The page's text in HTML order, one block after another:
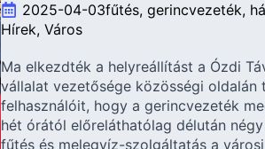
2025-04-03fűtés gerincvezeték
Hírek Város
Ma elkezdték a helyreállítást a Ózdi
vállalat vezetősége közösségi
felhasználóit, hogy a gerincvezeték
hét órától előreláthatólag délután
fűtés és melegvíz-szolgáltatás a